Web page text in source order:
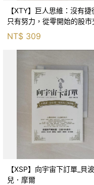
【XTY】巨人思維：沒有捷
只有努力，從零開始的股市
員_巨人傑
NT$ 309
【XSP】向宇宙下訂單_貝波
兒．摩爾